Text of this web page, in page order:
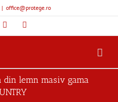
| office@protege.ro
YouTube
lemn masiv gama